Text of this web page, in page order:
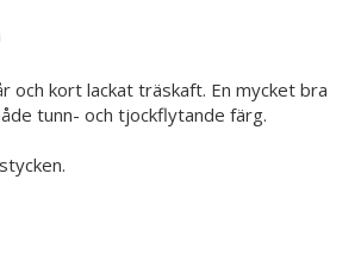
och kort lackat träskaft. En mycket bra
tunn- och tjockflytande färg.